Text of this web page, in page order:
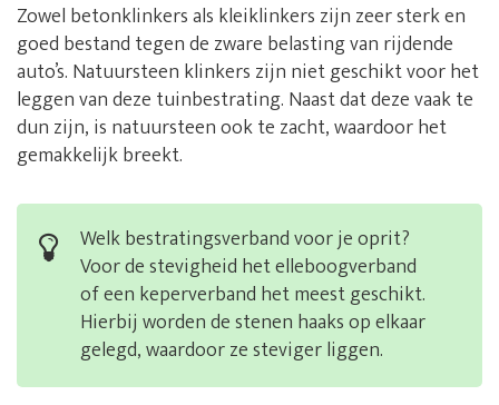
Zowel betonklinkers als kleiklinkers zijn zeer sterk en
goed bestand tegen de zware belasting van rijdende
auto’s. Natuursteen klinkers zijn niet geschikt voor het
leggen van deze tuinbestrating. Naast dat deze vaak te
dun zijn, is natuursteen ook te zacht, waardoor het
gemakkelijk breekt.
Welk bestratingsverband voor je oprit?
Voor de stevigheid het elleboogverband
of een keperverband het meest geschikt.
Hierbij worden de stenen haaks op elkaar
gelegd, waardoor ze steviger liggen.